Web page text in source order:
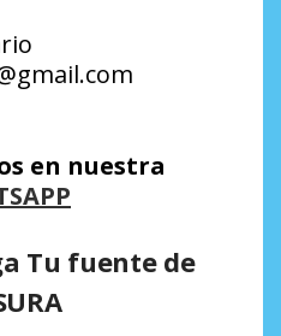
en nuestra
Tu fuente de